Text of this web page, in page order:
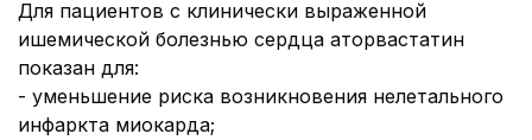
Для пациентов с клинически выраженной
ишемической болезнью сердца аторвастатин
показан для:
- уменьшение риска возникновения нелетального
инфаркта миокарда;